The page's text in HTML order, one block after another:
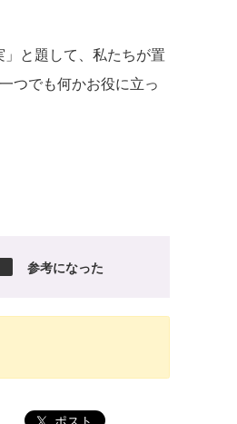
と題して、私たちが置
つでも何かお役に立っ
参考になった
ポスト